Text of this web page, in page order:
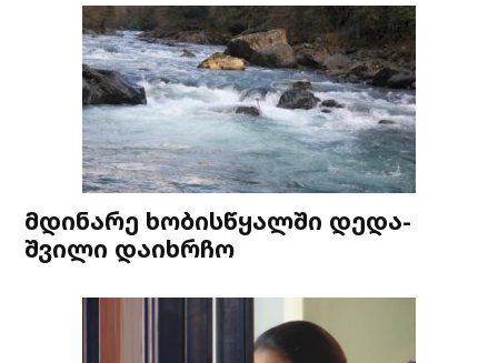
მდინარე ხობისწყალში დედა-
შვილი დაიხრჩო